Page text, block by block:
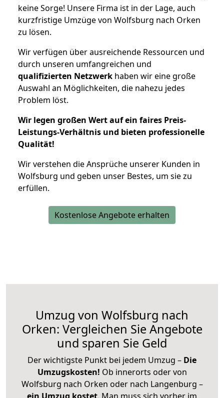
keine Sorge! Unsere Firma ist in der Lage, auch
kurzfristige Umzüge von Wolfsburg nach Orken
zu lösen.
Wir verfügen über ausreichende Ressourcen und
durch unseren umfangreichen und
qualifizierten Netzwerk haben wir eine große
Auswahl an Möglichkeiten, die nahezu jedes
Problem löst.
Wir legen großen Wert auf ein faires Preis-
Leistungs-Verhältnis und bieten professionelle
Qualität!
Wir verstehen die Ansprüche unserer Kunden in
Wolfsburg und geben unser Bestes, um sie zu
erfüllen.
Kostenlose Angebote erhalten
Umzug von Wolfsburg nach
Orken: Vergleichen Sie Angebote
und sparen Sie Geld
Der wichtigste Punkt bei jedem Umzug – Die
Umzugskosten! Ob innerorts oder von
Wolfsburg nach Orken oder nach Langenburg –